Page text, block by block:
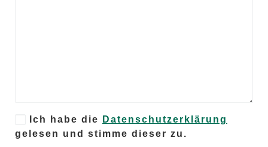
Ich habe die
Datenschutzerklärung
gelesen und stimme dieser zu.